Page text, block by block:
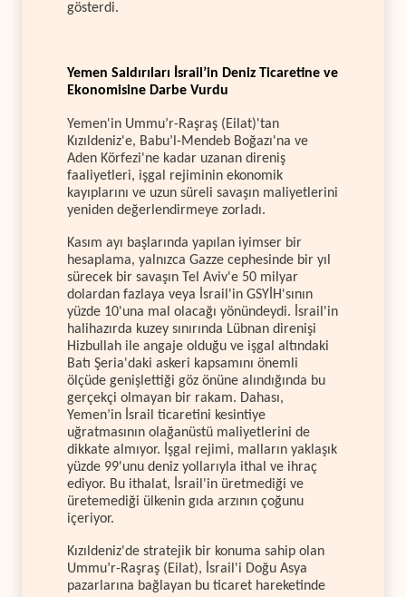
gösterdi.
Yemen Saldırıları İsrail’in Deniz Ticaretine ve
Ekonomisine Darbe Vurdu
Yemen'in Ummu’r-Raşraş (Eilat)'tan
Kızıldeniz'e, Babu’l-Mendeb Boğazı'na ve
Aden Körfezi'ne kadar uzanan direniş
faaliyetleri, işgal rejiminin ekonomik
kayıplarını ve uzun süreli savaşın maliyetlerini
yeniden değerlendirmeye zorladı.
Kasım ayı başlarında yapılan iyimser bir
hesaplama, yalnızca Gazze cephesinde bir yıl
sürecek bir savaşın Tel Aviv'e 50 milyar
dolardan fazlaya veya İsrail'in GSYİH'sının
yüzde 10'una mal olacağı yönündeydi. İsrail'in
halihazırda kuzey sınırında Lübnan direnişi
Hizbullah ile angaje olduğu ve işgal altındaki
Batı Şeria'daki askeri kapsamını önemli
ölçüde genişlettiği göz önüne alındığında bu
gerçekçi olmayan bir rakam. Dahası,
Yemen’in İsrail ticaretini kesintiye
uğratmasının olağanüstü maliyetlerini de
dikkate almıyor. İşgal rejimi, malların yaklaşık
yüzde 99'unu deniz yollarıyla ithal ve ihraç
ediyor. Bu ithalat, İsrail'in üretmediği ve
üretemediği ülkenin gıda arzının çoğunu
içeriyor.
Kızıldeniz'de stratejik bir konuma sahip olan
Ummu’r-Raşraş (Eilat), İsrail'i Doğu Asya
pazarlarına bağlayan bu ticaret hareketinde